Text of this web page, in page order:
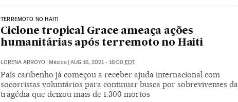
TERREMOTO NO HAITI
Ciclone tropical Grace ameaça ações
humanitárias após terremoto no Haiti
LORENA ARROYO | México | AUG 16, 2021 - 16:00 EDT
País caribenho já começou a receber ajuda internacional com
socorristas voluntários para continuar busca por sobreviventes da
tragédia que deixou mais de 1.300 mortos